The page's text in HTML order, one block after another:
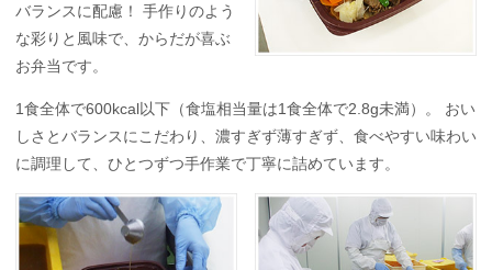
バランスに配慮！
手作りのよう
な彩りと風味で、からだが喜ぶ
お弁当です。
1食全体で600kcal以下（食塩相当量は1食全体で2.8g未満）。
おい
しさとバランスにこだわり、濃すぎず薄すぎず、食べやすい味わい
に調理して、ひとつずつ手作業で丁寧に詰めています。